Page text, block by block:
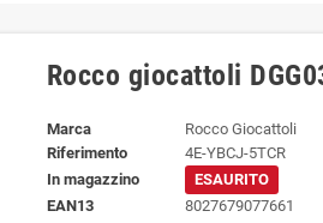
Rocco giocattoli
Marca
Rocco Giocattoli
Riferimento
4E-YBCJ-5TCR
In magazzino
ESAURITO
EAN13
8027679077661